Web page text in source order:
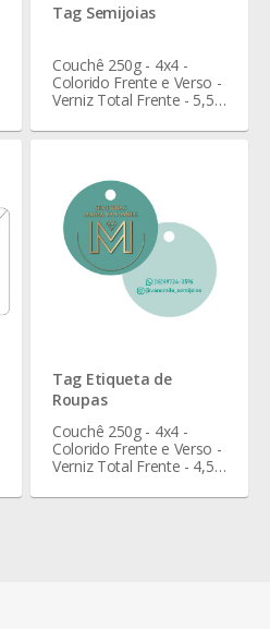
Tag Semijoias
Couchê 250g - 4x4 -
Colorido Frente e Verso -
Verniz Total Frente - 5,5 x
Tag Etiqueta de
Roupas
Couchê 250g - 4x4 -
Colorido Frente e Verso -
Verniz Total Frente - 4,5 x